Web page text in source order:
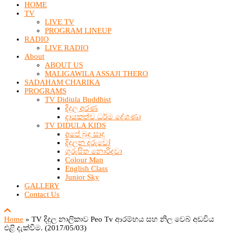
HOME
TV
LIVE TV
PROGRAM LINEUP
RADIO
LIVE RADIO
About
ABOUT US
MALIGAWILA ASSAJI THERO
SADAHAM CHARIKA
PROGRAMS
TV Didiula Buddhist
දිදුල අරණ
දායකත්ව ධර්ම දේශණා
TV DIDULA KIDS
අපේ බුදු සාදු
දිදුලන දරුවෝ
ගුරුසිත නොරිදවා
Colour Man
English Class
Junior Sky
GALLERY
Contact Us
Home » TV දිදුල නාලිකාව Peo Tv ආරම්භය සහ නිල වෙබ් අඩවිය
එළි දැක්වීම. (2017/05/03)